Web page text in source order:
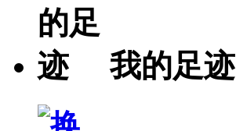
我的足迹